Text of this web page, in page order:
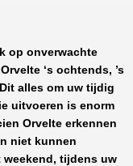
op onverwachte
‘s ochtends, ’s
alles om uw tijdig
uitvoeren is enorm
Orvelte erkennen
niet kunnen
tijdens uw